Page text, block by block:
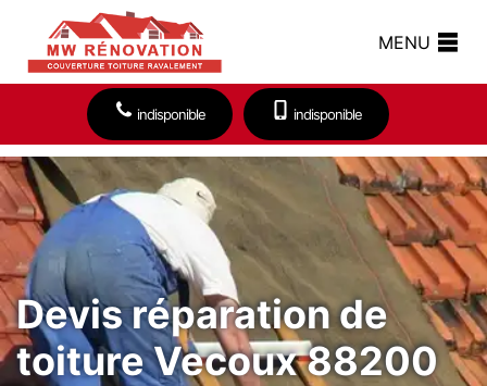
MENU
indisponible indisponible
Devis réparation de
toiture Vecoux 88200